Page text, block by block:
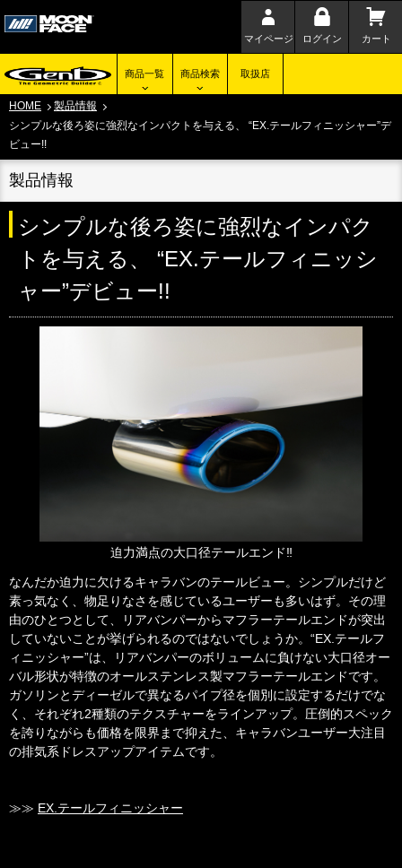
マイページ ログイン カート
商品一覧 商品検索 取扱店
HOME
製品情報
シンプルな後ろ姿に強烈なインパクトを与える、 “EX.テールフィニッシャー”デ
ビュー!!
製品情報
シンプルな後ろ姿に強烈なインパク
トを与える、 “EX.テールフィニッシ
ャー”デビュー!!
迫力満点の大口径テールエンド‼
なんだか迫力に欠けるキャラバンのテールビュー。シンプルだけど
素っ気なく、物足りなさを感じているユーザーも多いはず。その理
由のひとつとして、リアバンパーからマフラーテールエンドが突出
していないことが挙げられるのではないでしょうか。“EX.テールフ
ィニッシャー”は、リアバンパーのボリュームに負けない大口径オー
バル形状が特徴のオールステンレス製マフラーテールエンドです。
ガソリンとディーゼルで異なるパイプ径を個別に設定するだけでな
く、それぞれ2種類のテクスチャーをラインアップ。圧倒的スペック
を誇りながらも価格を限界まで抑えた、キャラバンユーザー大注目
の排気系ドレスアップアイテムです。
≫≫ EX.テールフィニッシャー